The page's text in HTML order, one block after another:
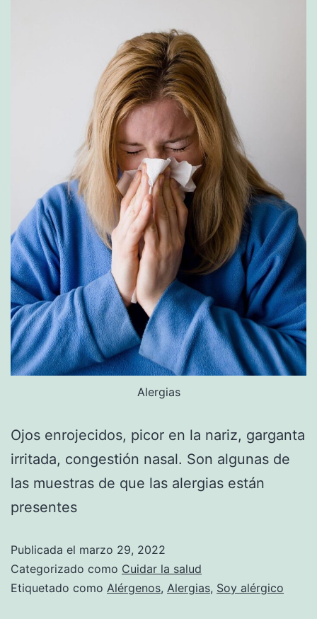
Alergias
Ojos enrojecidos, picor en la nariz, garganta
irritada, congestión nasal. Son algunas de
las muestras de que las alergias están
presentes
Publicada el marzo 29, 2022
Categorizado como Cuidar la salud
Etiquetado como Alérgenos, Alergias, Soy alérgico